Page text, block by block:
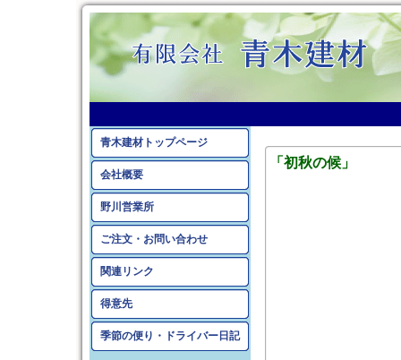
青木建材トップページ
会社概要
野川営業所
ご注文・お問い合わせ
関連リンク
得意先
季節の便り・ドライバー日記
「初秋の候」